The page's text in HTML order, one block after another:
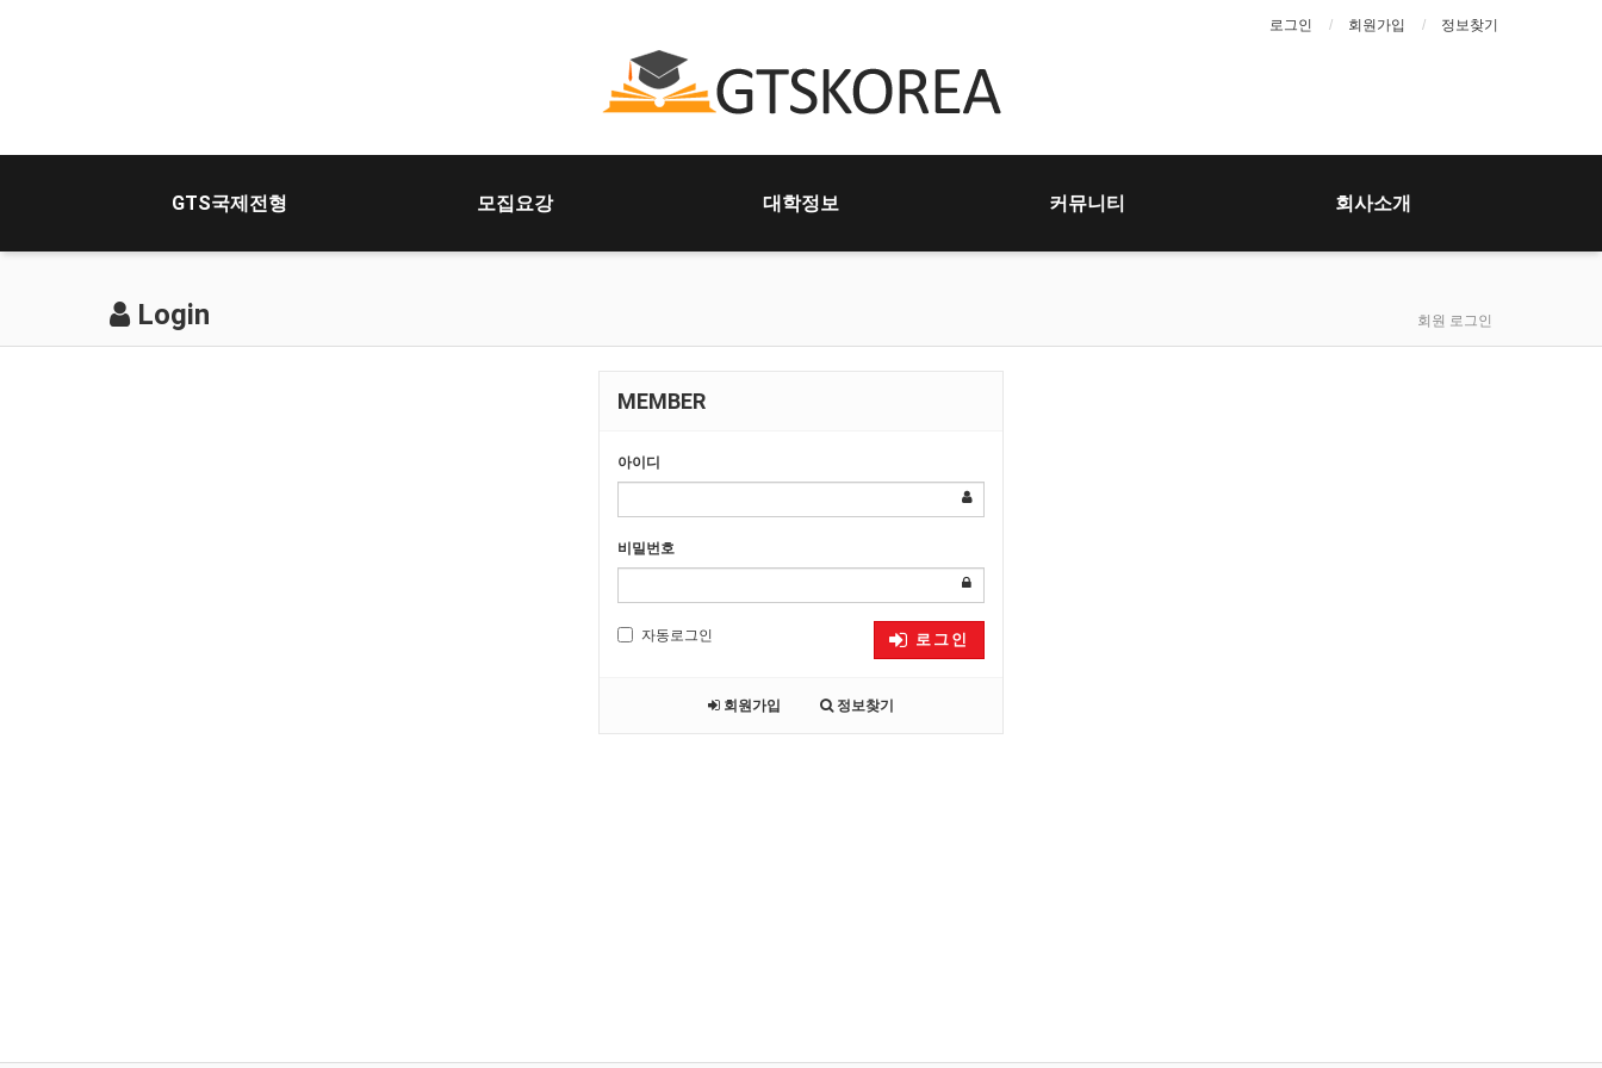
로그인 회원가입 정보찾기
GTS국제전형 모집요강 대학정보 커뮤니티 회사소개
Login 회원 로그인
MEMBER
아이디
비밀번호
자동로그인 로그인
회원가입 정보찾기